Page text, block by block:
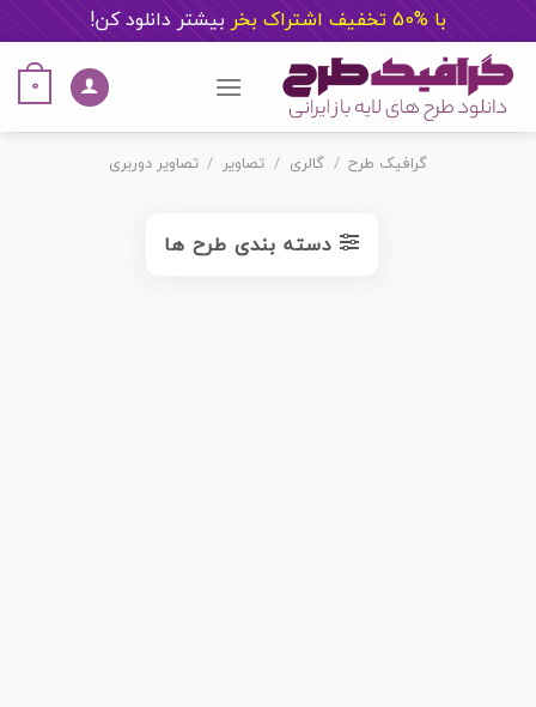
با %50 تخفیف اشتراک بخر بیشتر دانلود کن!
content
0
گرافیک طرح / گالری / تصاویر / تصاویر دوربری
دسته بندی طرح ها